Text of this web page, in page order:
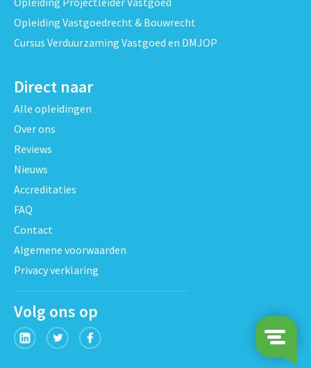
Opleiding Vastgoedrecht & Bouwrecht
Cursus Verduurzaming Vastgoed en DMJOP
Direct naar
Alle opleidingen
Over ons
Reviews
Nieuws
Accreditaties
FAQ
Contact
Algemene voorwaarden
Privacy verklaring
Volg ons op